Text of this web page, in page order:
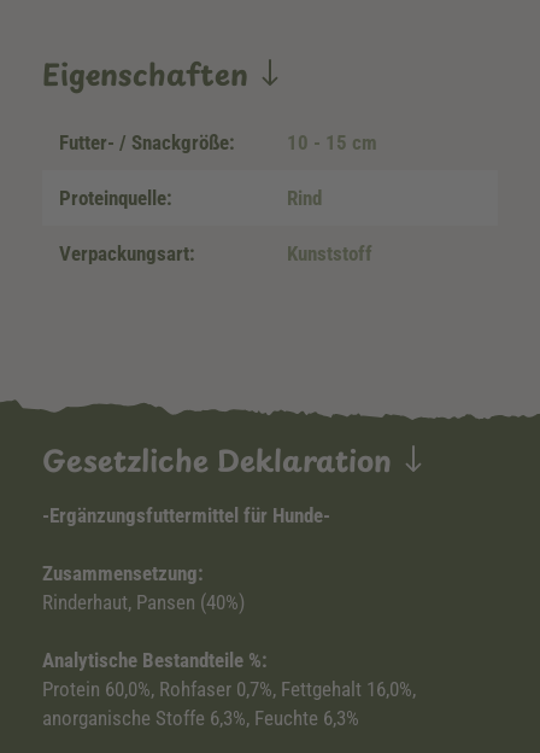
Eigenschaften
Futter- / Snackgröße: 10 - 15 cm
Proteinquelle: Rind
Verpackungsart: Kunststoff
Gesetzliche Deklaration
-Ergänzungsfuttermittel für Hunde-
Zusammensetzung:
Rinderhaut, Pansen (40%)
Analytische Bestandteile %:
Protein 60,0%, Rohfaser 0,7%, Fettgehalt 16,0%,
anorganische Stoffe 6,3%, Feuchte 6,3%